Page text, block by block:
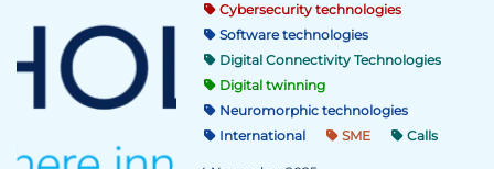
Cybersecurity technologies
Software technologies
Digital Connectivity Technologies
Digital twinning
Neuromorphic technologies
International
SME Calls